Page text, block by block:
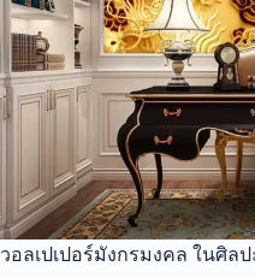
วอลเปเปอร์มังกรมงคล ในศิล